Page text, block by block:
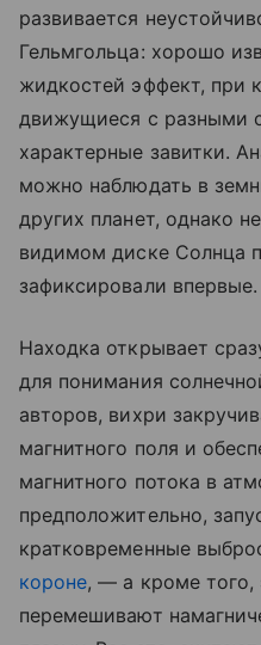
развивается
Гельмгольца: хорошо
жидкостей эффект, при
движущиеся с разными
характерные завитки.
можно наблюдать в
других планет, однако
видимом диске Солнца
зафиксировали впервые.
Находка открывает
для понимания
авторов, вихри
магнитного поля и
магнитного потока в
предположительно,
кратковременные
короне, — а кроме того,
перемешивают